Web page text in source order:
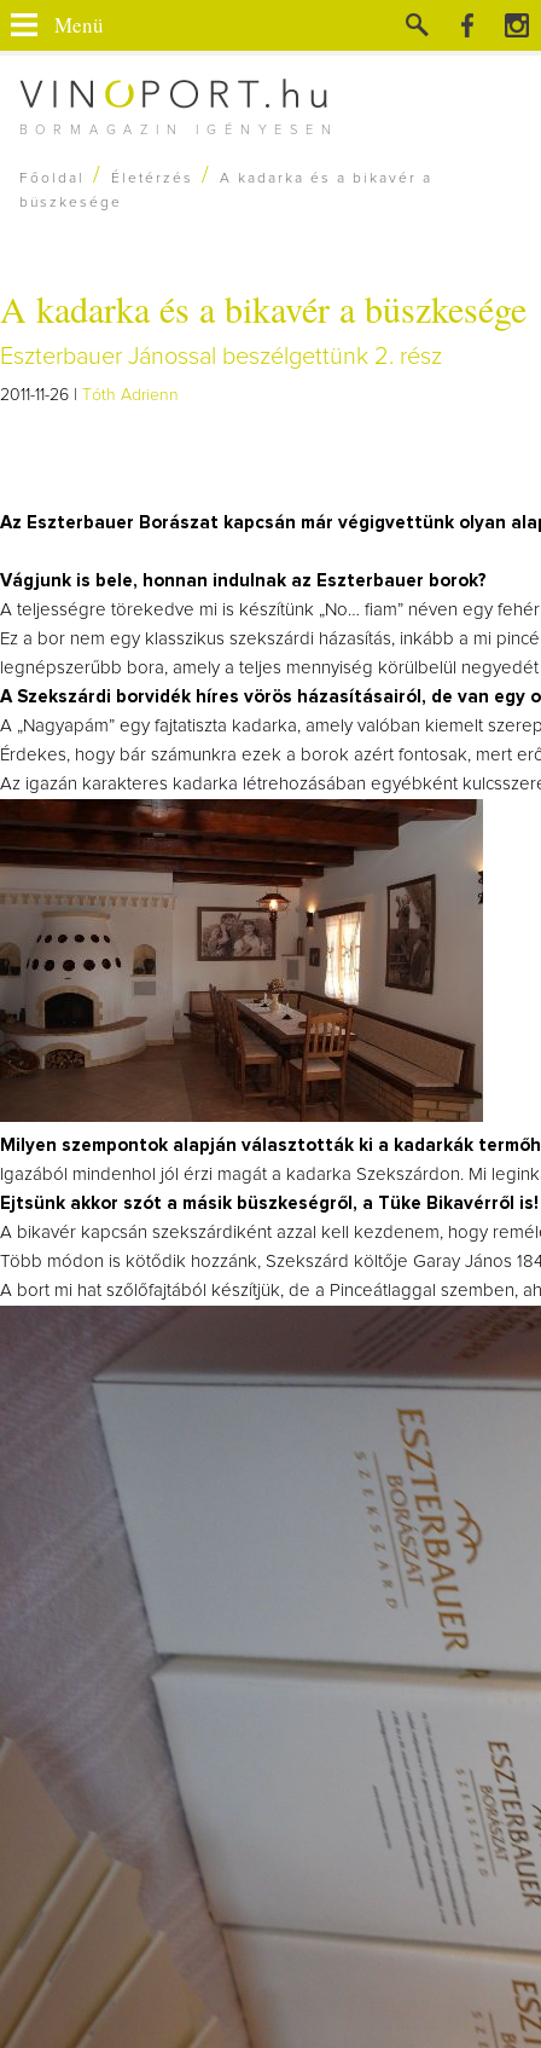
BORMAGAZIN IGÉNYESEN
Menü
Főoldal / Életérzés /
A kadarka és a bikavér a
büszkesége
A kadarka és a bikavér a büszkesége
Eszterbauer Jánossal beszélgettünk 2. rész
2011-11-26 | Tóth Adrienn
Az Eszterbauer Borászat kapcsán már végigvettünk olyan
Vágjunk is bele, honnan indulnak az Eszterbauer borok?
A teljességre törekedve mi is készítünk „No… fiam” néven egy
Ez a bor nem egy klasszikus szekszárdi házasítás, inkább a mi
legnépszerűbb bora, amely a teljes mennyiség körülbelül negyedét
A Szekszárdi borvidék híres vörös házasításairól, de van
A „Nagyapám” egy fajtatiszta kadarka, amely valóban kiemelt
Érdekes, hogy bár számunkra ezek a borok azért fontosak, mert
Az igazán karakteres kadarka létrehozásában egyébként
Milyen szempontok alapján választották ki a kadarkák
Igazából mindenhol jól érzi magát a kadarka Szekszárdon. Mi
Ejtsünk akkor szót a másik büszkeségről, a Tüke Bikavérről is!
A bikavér kapcsán szekszárdiként azzal kell kezdenem, hogy
Több módon is kötődik hozzánk, Szekszárd költője Garay János
A bort mi hat szőlőfajtából készítjük, de a Pinceátlaggal szemben,